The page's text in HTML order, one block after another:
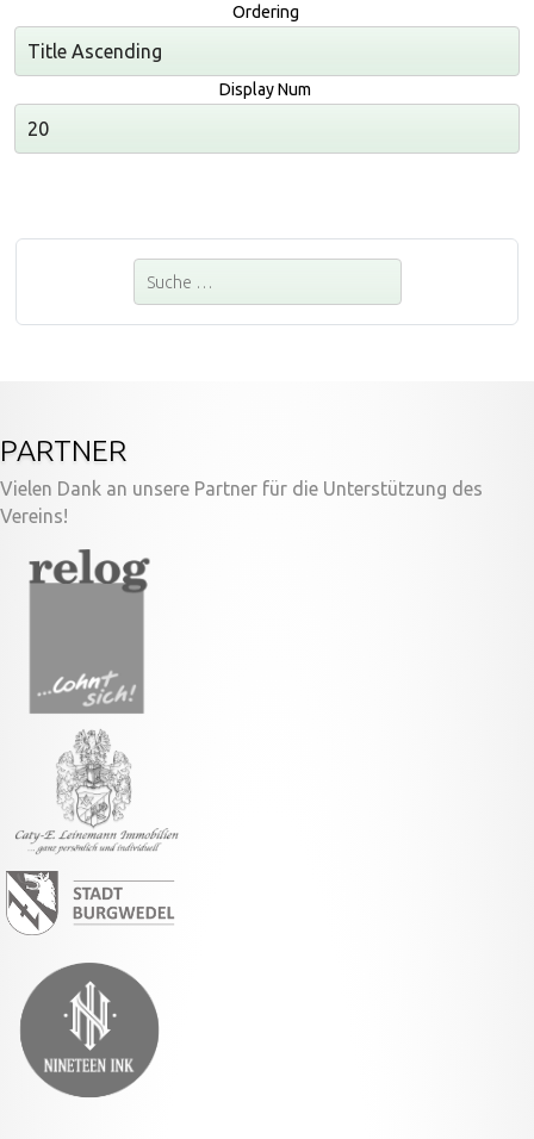
Ordering
Display Num
Suchen
PARTNER
Vielen Dank an unsere Partner für die Unterstützung des
Vereins!